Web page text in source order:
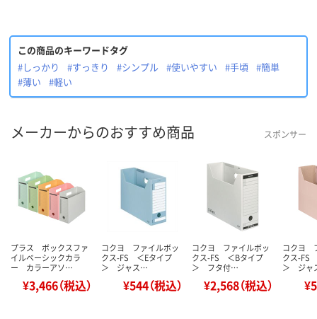
この商品のキーワードタグ
#しっかり
#すっきり #シンプル #使いやすい #手頃 #簡単
#薄い
#軽い
メーカーからのおすすめ商品 スポンサー
プラス ボックスファ
イルベーシックカラ
ー カラーアソ…
¥3,466（税込）
コクヨ ファイルボッ
クス-FS ＜Eタイプ
＞ ジャス…
¥544（税込）
コクヨ ファイルボッ
クス-FS ＜Bタイプ
＞ フタ付…
¥2,568（税込）
コクヨ
クス-FS
＞ ジャ